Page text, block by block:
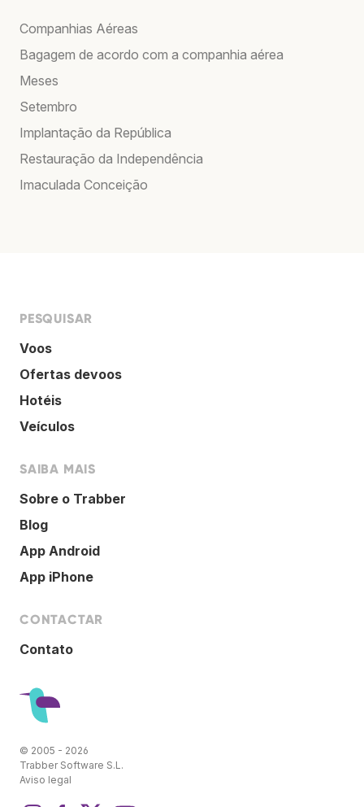
Companhias Aéreas
Bagagem de acordo com a companhia aérea
Meses
Setembro
Implantação da República
Restauração da Independência
Imaculada Conceição
PESQUISAR
Voos
Ofertas devoos
Hotéis
Veículos
SAIBA MAIS
Sobre o Trabber
Blog
App Android
App iPhone
CONTACTAR
Contato
© 2005 - 2026
Trabber Software S.L.
Aviso legal